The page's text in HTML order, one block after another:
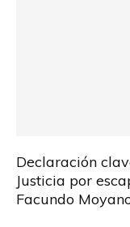
Declaración
Justicia por
Facundo